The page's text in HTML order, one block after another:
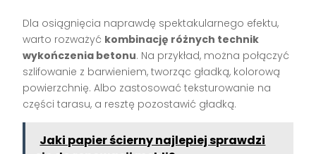
Dla osiągnięcia naprawdę spektakularnego efektu,
warto rozważyć kombinację różnych technik
wykończenia betonu. Na przykład, można połączyć
szlifowanie z barwieniem, tworząc gładką, kolorową
powierzchnię. Albo zastosować teksturowanie na
części tarasu, a resztę pozostawić gładką.
Jaki papier ścierny najlepiej sprawdzi